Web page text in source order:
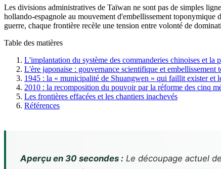
Les divisions administratives de Taïwan ne sont pas de simples
hollando-espagnole au mouvement d'embellissement toponymique
guerre, chaque frontière recèle une tension entre volonté de
Table des matières
L'implantation du système des commanderies chinoises et la
L'ère japonaise : gouvernance scientifique et embellissement
1945 : la « municipalité de Shuangwen » qui faillit exister et
2010 : la recomposition du pouvoir par la réforme des cinq
Les frontières effacées et les chantiers inachevés
Références
Aperçu en 30 secondes : Le découpage actuel